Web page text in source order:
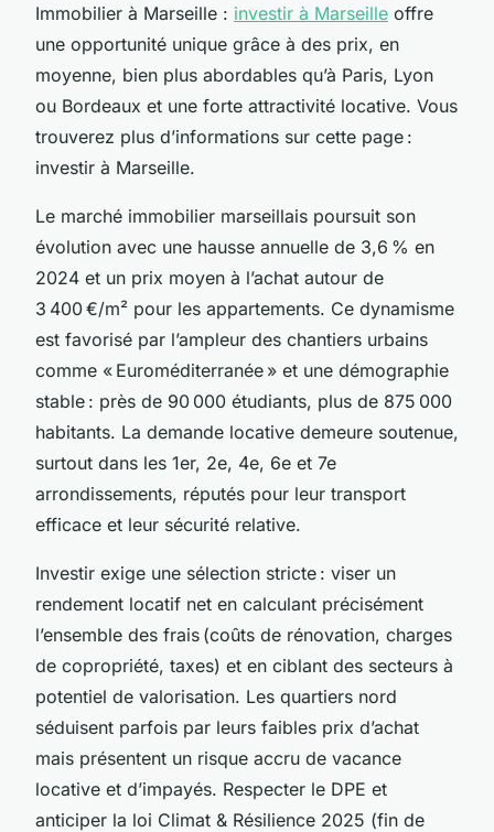
Immobilier à Marseille : investir à Marseille offre
une opportunité unique grâce à des prix, en
moyenne, bien plus abordables qu’à Paris, Lyon
ou Bordeaux et une forte attractivité locative. Vous
trouverez plus d’informations sur cette page :
investir à Marseille.
Le marché immobilier marseillais poursuit son
évolution avec une hausse annuelle de 3,6 % en
2024 et un prix moyen à l’achat autour de
3 400 €/m² pour les appartements. Ce dynamisme
est favorisé par l’ampleur des chantiers urbains
comme « Euroméditerranée » et une démographie
stable : près de 90 000 étudiants, plus de 875 000
habitants. La demande locative demeure soutenue,
surtout dans les 1er, 2e, 4e, 6e et 7e
arrondissements, réputés pour leur transport
efficace et leur sécurité relative.
Investir exige une sélection stricte : viser un
rendement locatif net en calculant précisément
l’ensemble des frais (coûts de rénovation, charges
de copropriété, taxes) et en ciblant des secteurs à
potentiel de valorisation. Les quartiers nord
séduisent parfois par leurs faibles prix d’achat
mais présentent un risque accru de vacance
locative et d’impayés. Respecter le DPE et
anticiper la loi Climat & Résilience 2025 (fin de